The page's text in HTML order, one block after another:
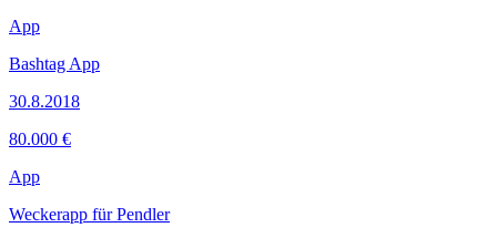
App
Bashtag App
30.8.2018
80.000 €
App
Weckerapp für Pendler